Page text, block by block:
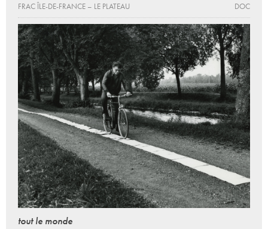
FRAC ÎLE-DE-FRANCE – LE PLATEAU DOC
tout le monde